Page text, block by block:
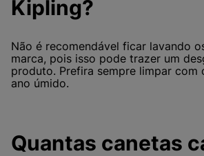
Kipling?
Não é recomendável ficar lavando
marca, pois isso pode trazer um
produto. Prefira sempre limpar com
ano úmido.
Quantas canetas